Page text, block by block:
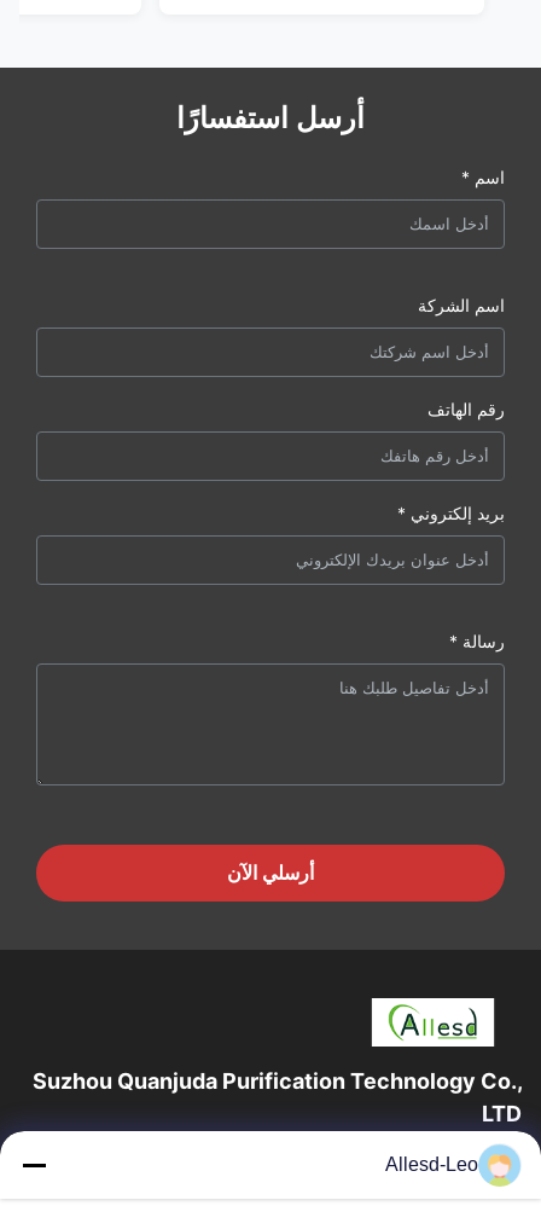
أرسل استفسارًا
اسم *
اسم الشركة
رقم الهاتف
بريد إلكتروني *
رسالة *
أرسلي الآن
Suzhou Quanjuda Purification Technology Co.,
LTD
16 عامًا من الخبرة ، بصفتنا مصنعًا ومصدرًا رائدًا لمنتجات البيئة والتنمية
المستدامة وغرف الأبحاث ، فإننا نقدم مجموعة كاملة من معدات
Allesd-Leo